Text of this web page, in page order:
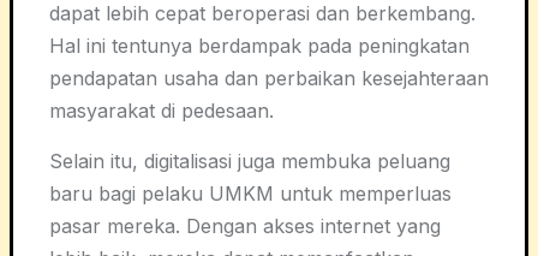
dapat lebih cepat beroperasi dan berkembang.
Hal ini tentunya berdampak pada peningkatan
pendapatan usaha dan perbaikan kesejahteraan
masyarakat di pedesaan.
Selain itu, digitalisasi juga membuka peluang
baru bagi pelaku UMKM untuk memperluas
pasar mereka. Dengan akses internet yang